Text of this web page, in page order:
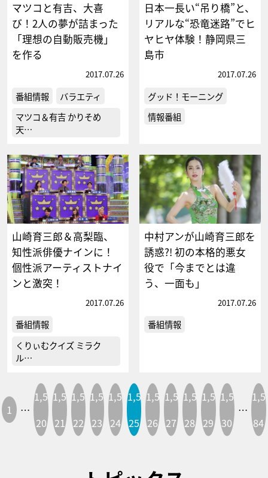
マツコと有吉、大喜
び！2人の夢が詰まった
「理想の自動販売機」
を作る
2017.07.26
番組情報
バラエティ
マツコ＆有吉 かりそめ
天…
日本一長い“吊り橋”と、
リアルな“恐竜迷路”でヒ
ヤヒヤ体験！静岡県三
島市
2017.07.26
グッド！モーニング
情報番組
山崎育三郎＆高梨臨、
知性派俳優ナインに！
個性派アーティストナイ
ンと激突！
2017.07.26
番組情報
くりぃむクイズ ミラク
ル…
中村アンが山崎育三郎を
誘惑?! 初の本格的悪女
役で「今までとは違
う、一面も」
2017.07.26
番組情報
1 …
1,5
20
1,5
21
1,5
22
1,5
23
1,5
24
1,5
25
1,5
26
1,5
27
1,5
28
1,5
29
1,5
30
…
1,5
84